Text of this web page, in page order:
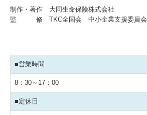
■営業時間
8：30～17：00
■定休日
制作・著作 大同生命保険株式会社
監 修 TKC全国会 中小企業支援委員会